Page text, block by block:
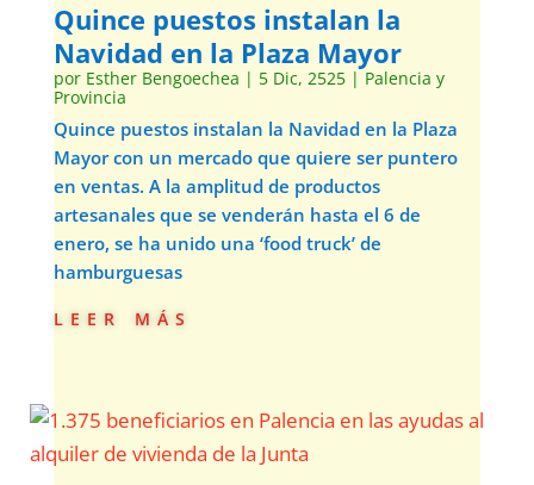
Quince puestos instalan la
Navidad en la Plaza Mayor
por Esther Bengoechea | 5 Dic, 2525| Palencia y
Provincia
Quince puestos instalan la Navidad en la Plaza
Mayor con un mercado que quiere ser puntero
en ventas. A la amplitud de productos
artesanales que se venderán hasta el 6 de
enero, se ha unido una ‘food truck’ de
hamburguesas
leer más